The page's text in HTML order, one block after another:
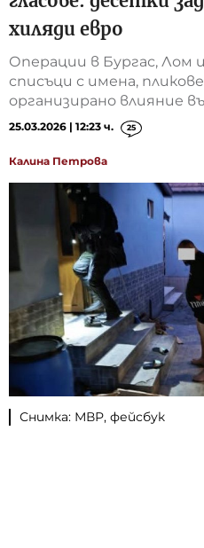
хиляди евро
Операции в Бургас, Лом
списъци с имена,
организирано влияние
25.03.2026 | 12:23 ч. 25
Калина Петрова
Снимка: МВР, фейсбук